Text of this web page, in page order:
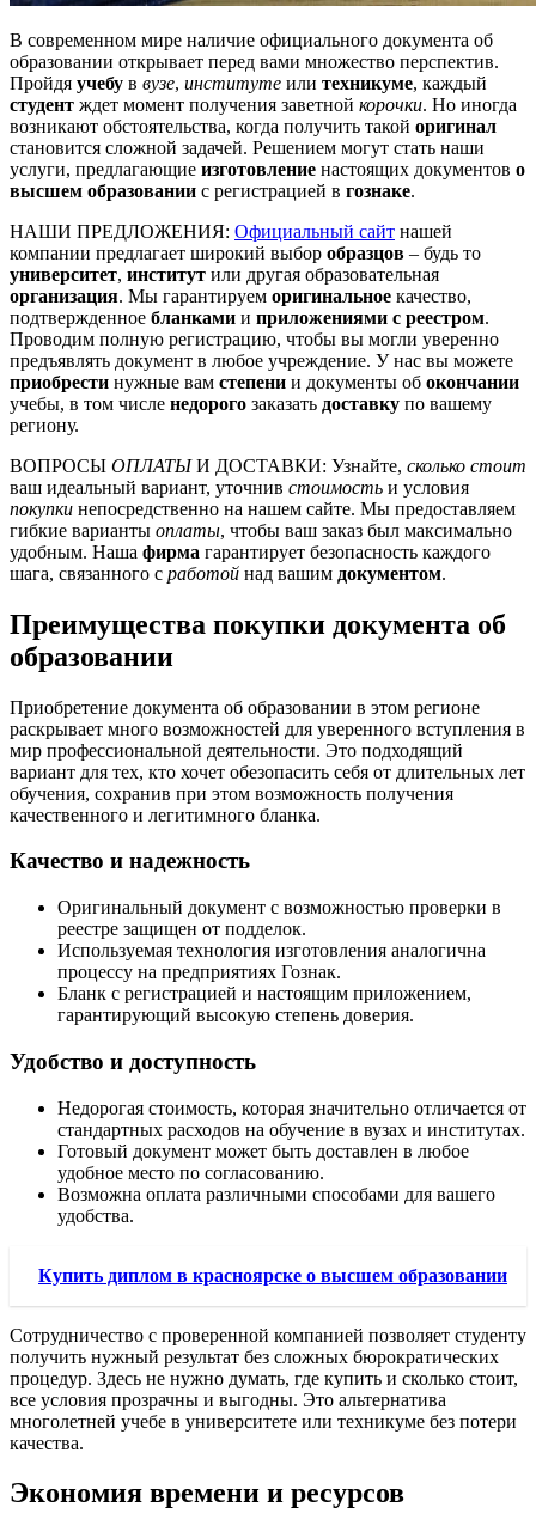
В современном мире наличие официального документа об
образовании открывает перед вами множество перспектив.
Пройдя учебу в вузе, институте или техникуме, каждый
студент ждет момент получения заветной корочки. Но иногда
возникают обстоятельства, когда получить такой оригинал
становится сложной задачей. Решением могут стать наши
услуги, предлагающие изготовление настоящих документов о
высшем образовании с регистрацией в гознаке.
НАШИ ПРЕДЛОЖЕНИЯ: Официальный сайт нашей
компании предлагает широкий выбор образцов – будь то
университет, институт или другая образовательная
организация. Мы гарантируем оригинальное качество,
подтвержденное бланками и приложениями с реестром.
Проводим полную регистрацию, чтобы вы могли уверенно
предъявлять документ в любое учреждение. У нас вы можете
приобрести нужные вам степени и документы об окончании
учебы, в том числе недорого заказать доставку по вашему
региону.
ВОПРОСЫ ОПЛАТЫИ ДОСТАВКИ: Узнайте, сколько стоит
ваш идеальный вариант, уточнив стоимость и условия
покупки непосредственно на нашем сайте. Мы предоставляем
гибкие варианты оплаты, чтобы ваш заказ был максимально
удобным. Наша фирма гарантирует безопасность каждого
шага, связанного с работой над вашим документом.
Преимущества покупки документа об
образовании
Приобретение документа об образовании в этом регионе
раскрывает много возможностей для уверенного вступления в
мир профессиональной деятельности. Это подходящий
вариант для тех, кто хочет обезопасить себя от длительных лет
обучения, сохранив при этом возможность получения
качественного и легитимного бланка.
Качество и надежность
Оригинальный документ с возможностью проверки в
реестре защищен от подделок.
Используемая технология изготовления аналогична
процессу на предприятиях Гознак.
Бланк с регистрацией и настоящим приложением,
гарантирующий высокую степень доверия.
Удобство и доступность
Недорогая стоимость, которая значительно отличается от
стандартных расходов на обучение в вузах и институтах.
Готовый документ может быть доставлен в любое
удобное место по согласованию.
Возможна оплата различными способами для вашего
удобства.
Купить диплом в красноярске о высшем образовании
Сотрудничество с проверенной компанией позволяет студенту
получить нужный результат без сложных бюрократических
процедур. Здесь не нужно думать, где купить и сколько стоит,
все условия прозрачны и выгодны. Это альтернатива
многолетней учебе в университете или техникуме без потери
качества.
Экономия времени и ресурсов